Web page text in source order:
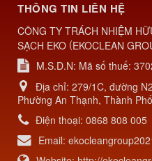
THÔNG TIN LIÊN HỆ
CÔNG TY TRÁCH NHIỆM
SẠCH EKO (EKOCLEAN
M.S.D.N: Mã số thuế:
Địa chỉ: 279/1C, đường
Phường An Thạnh, Thành
Điện thoại: 0868 808 005
Email: